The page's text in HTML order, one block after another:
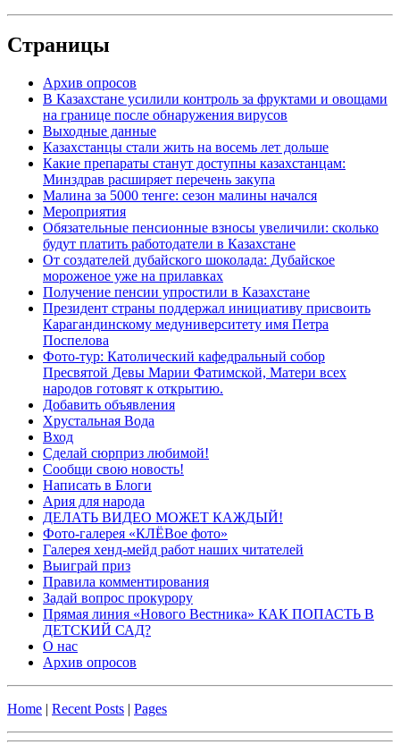
Страницы
Архив опросов
В Казахстане усилили контроль за фруктами и овощами
на границе после обнаружения вирусов
Выходные данные
Казахстанцы стали жить на восемь лет дольше
Какие препараты станут доступны казахстанцам:
Минздрав расширяет перечень закупа
Малина за 5000 тенге: сезон малины начался
Мероприятия
Обязательные пенсионные взносы увеличили: сколько
будут платить работодатели в Казахстане
От создателей дубайского шоколада: Дубайское
мороженое уже на прилавках
Получение пенсии упростили в Казахстане
Президент страны поддержал инициативу присвоить
Карагандинскому медуниверситету имя Петра
Поспелова
Фото-тур: Католический кафедральный собор
Пресвятой Девы Марии Фатимской, Матери всех
народов готовят к открытию.
Добавить объявления
Хрустальная Вода
Вход
Сделай сюрприз любимой!
Сообщи свою новость!
Написать в Блоги
Ария для народа
ДЕЛАТЬ ВИДЕО МОЖЕТ КАЖДЫЙ!
Фото-галерея «КЛЁВое фото»
Галерея хенд-мейд работ наших читателей
Выиграй приз
Правила комментирования
Задай вопрос прокурору
Прямая линия «Нового Вестника» КАК ПОПАСТЬ В
ДЕТСКИЙ САД?
О нас
Архив опросов
Home | Recent Posts | Pages